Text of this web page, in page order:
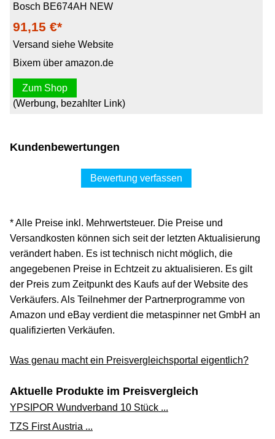
Bosch BE674AH NEW
91,15 €*
Versand siehe Website
Bixem über amazon.de
Zum Shop
(Werbung, bezahlter Link)
Kundenbewertungen
Bewertung verfassen
* Alle Preise inkl. Mehrwertsteuer. Die Preise und
Versandkosten können sich seit der letzten Aktualisierung
verändert haben. Es ist technisch nicht möglich, die
angegebenen Preise in Echtzeit zu aktualisieren. Es gilt
der Preis zum Zeitpunkt des Kaufs auf der Website des
Verkäufers. Als Teilnehmer der Partnerprogramme von
Amazon und eBay verdient die metaspinner net GmbH an
qualifizierten Verkäufen.
Was genau macht ein Preisvergleichsportal eigentlich?
Aktuelle Produkte im Preisvergleich
YPSIPOR Wundverband 10 Stück ...
TZS First Austria ...